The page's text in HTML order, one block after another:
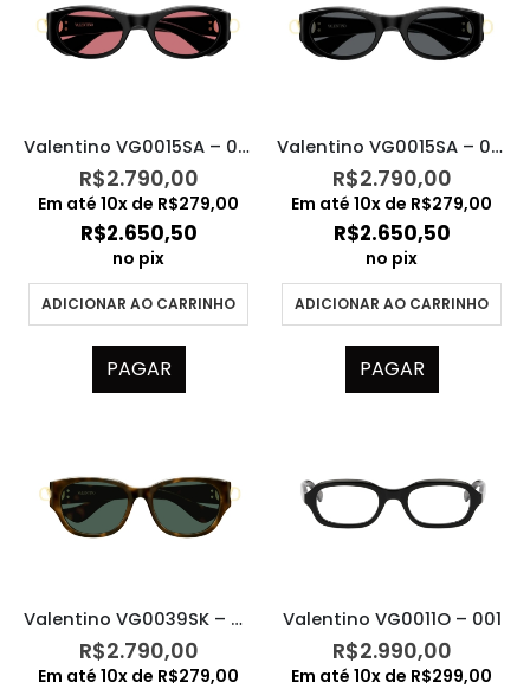
Valentino VG0015SA – 002
R$2.790,00
Em até 10x de R$279,00
R$2.650,50
no pix
ADICIONAR AO CARRINHO
PAGAR
Valentino VG0015SA – 001
R$2.790,00
Em até 10x de R$279,00
R$2.650,50
no pix
ADICIONAR AO CARRINHO
PAGAR
Valentino VG0039SK – 003
R$2.790,00
Em até 10x de R$279,00
Valentino VG0011O – 001
R$2.990,00
Em até 10x de R$299,00